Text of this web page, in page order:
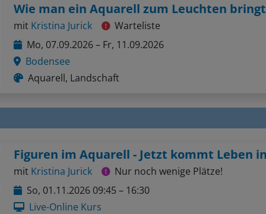
Wie man ein Aquarell zum Leuchten bringt
mit Kristina Jurick
Warteliste
Mo, 07.09.2026 – Fr, 11.09.2026
Bodensee
Aquarell, Landschaft
mit Kristina Jurick
Nur noch wenige Plätze!
So, 01.11.2026 09:45 – 16:30
Live-Online Kurs